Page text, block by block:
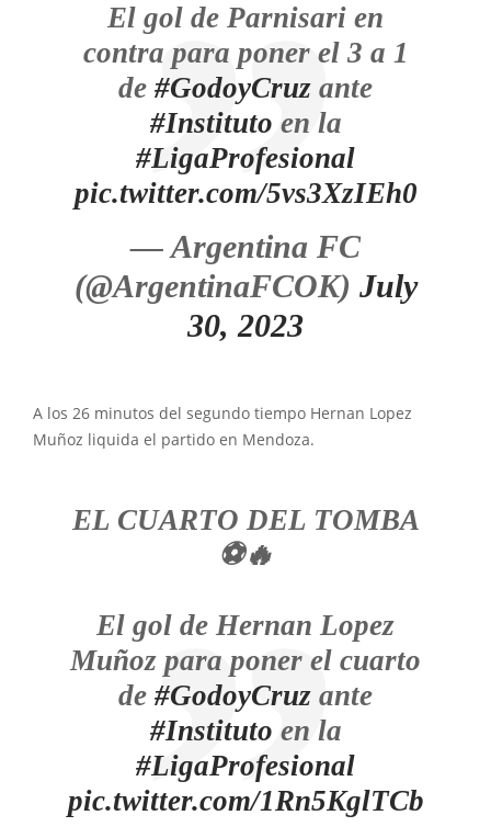
El gol de Parnisari en
contra para poner el 3 a 1
de #GodoyCruz ante
#Instituto en la
#LigaProfesional
pic.twitter.com/5vs3XzIEh0
— Argentina FC
(@ArgentinaFCOK) July
30, 2023
A los 26 minutos del segundo tiempo Hernan Lopez
Muñoz liquida el partido en Mendoza.
EL CUARTO DEL TOMBA
⚽️🔥
El gol de Hernan Lopez
Muñoz para poner el cuarto
de #GodoyCruz ante
#Instituto en la
#LigaProfesional
pic.twitter.com/1Rn5KglTCb